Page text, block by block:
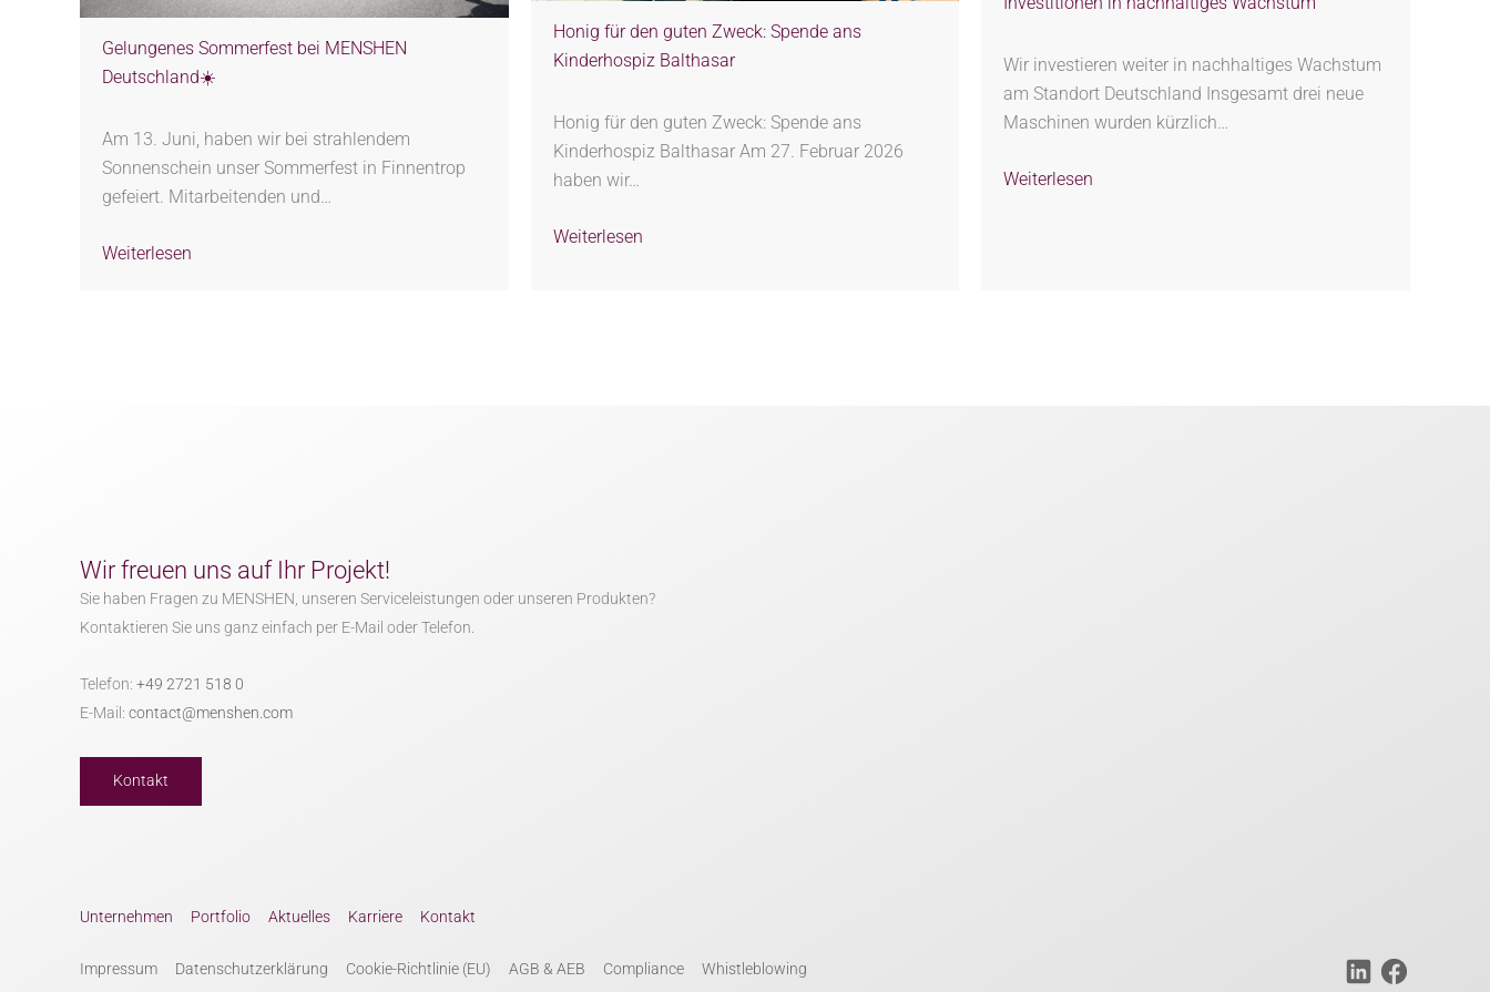
Gelungenes Sommerfest bei MENSHEN
Deutschland☀️
Am 13. Juni, haben wir bei strahlendem
Sonnenschein unser Sommerfest in Finnentrop
gefeiert. Mitarbeitenden und…
Weiterlesen
Honig für den guten Zweck: Spende ans
Kinderhospiz Balthasar
Honig für den guten Zweck: Spende ans
Kinderhospiz Balthasar Am 27. Februar 2026
haben wir…
Weiterlesen
Wir investieren weiter in nachhaltiges Wachstum
am Standort Deutschland Insgesamt drei neue
Maschinen wurden kürzlich…
Weiterlesen
Wir freuen uns auf Ihr Projekt!
Sie haben Fragen zu MENSHEN, unseren Serviceleistungen oder unseren Produkten?
Kontaktieren Sie uns ganz einfach per E-Mail oder Telefon.
Telefon: +49 2721 518 0
E-Mail: contact@menshen.com
Kontakt
Unternehmen Portfolio Aktuelles Karriere Kontakt
Impressum Datenschutzerklärung Cookie-Richtlinie (EU) AGB & AEB Compliance Whistleblowing